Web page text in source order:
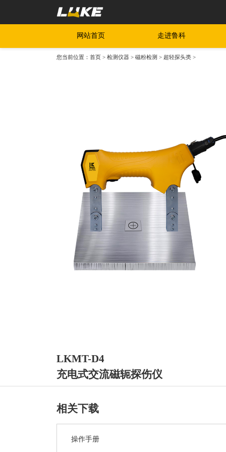
网站首页 走进鲁科
您当前位置：首页 >检测仪器 >磁粉检测 >超轻探头类 >
LKMT-D4
充电式交流磁轭探伤仪
相关下载
操作手册